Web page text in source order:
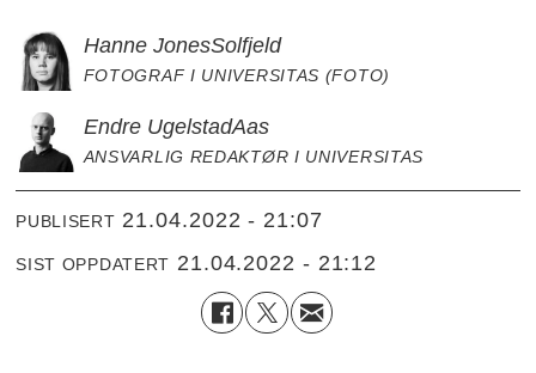
Hanne JonesSolfjeld
FOTOGRAF I UNIVERSITAS (FOTO)
Endre UgelstadAas
ANSVARLIG REDAKTØR I UNIVERSITAS
PUBLISERT 21.04.2022 - 21:07
SIST OPPDATERT 21.04.2022 - 21:12